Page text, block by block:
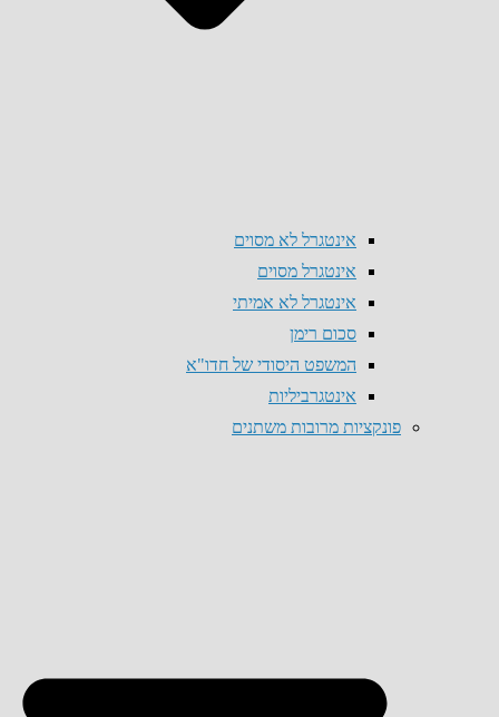
אינטגרל לא מסוים
אינטגרל מסוים
אינטגרל לא אמיתי
סכום רימן
המשפט היסודי של חדו"א
אינטגרביליות
פונקציות מרובות משתנים